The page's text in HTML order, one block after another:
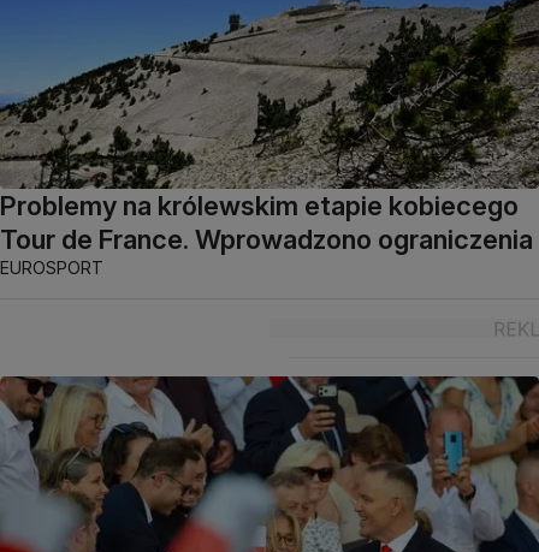
Problemy na królewskim etapie kobiecego
Tour de France. Wprowadzono ograniczenia
EUROSPORT